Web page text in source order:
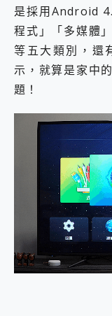
是採用Android
程式」「多媒體
等五大類別，還
示，就算是家中
題！